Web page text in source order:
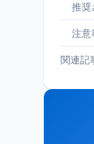
推奨
注意
関連記